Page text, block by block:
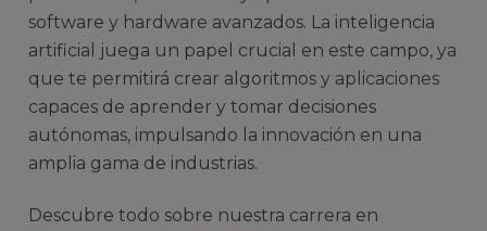
software y hardware avanzados. La inteligencia
artificial juega un papel crucial en este campo, ya
que te permitirá crear algoritmos y aplicaciones
capaces de aprender y tomar decisiones
autónomas, impulsando la innovación en una
amplia gama de industrias.
Descubre todo sobre nuestra carrera en